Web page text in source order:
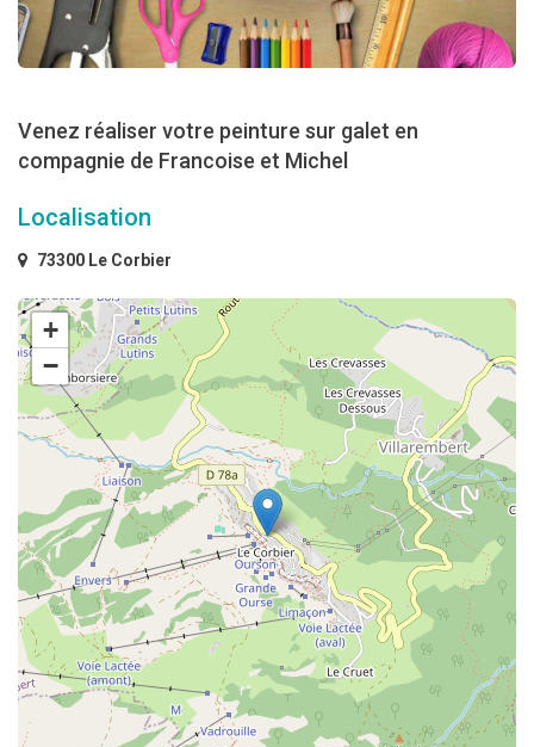
Venez réaliser votre peinture sur galet en
compagnie de Francoise et Michel
Localisation
73300 Le Corbier
+
−